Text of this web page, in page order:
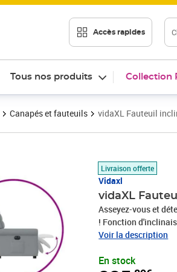
Accès rapides
Tous nos produits Collection
Canapés et fauteuils vidaXL Fauteuil
Livraison offerte
Vidaxl
vidaXL
Asseyez-vous et
! Fonction
électrique qui
situé sur le côté du
Voir la description
En stock
Prix 235,89€